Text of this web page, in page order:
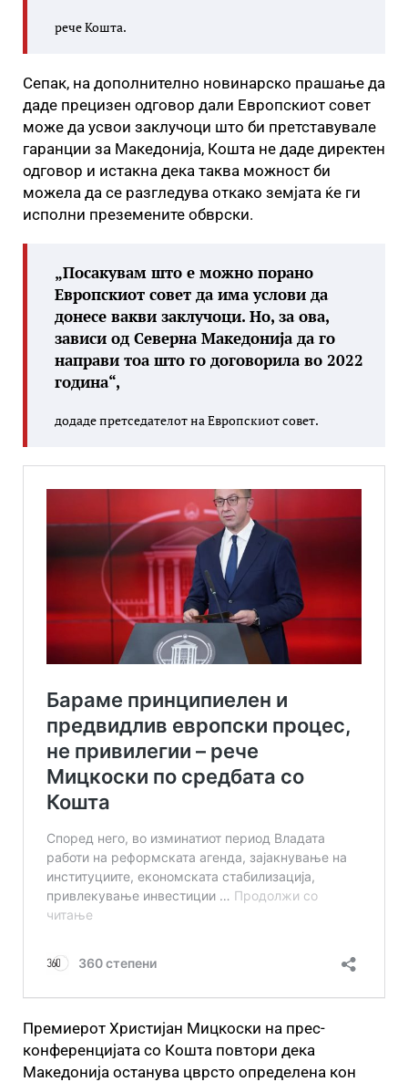
рече Кошта.
Сепак, на дополнително новинарско прашање да
даде прецизен одговор дали Европскиот совет
може да усвои заклучоци што би претставувале
гаранции за Македонија, Кошта не даде директен
одговор и истакна дека таква можност би
можела да се разгледува откако земјата ќе ги
исполни преземените обврски.
„Посакувам што е можно порано
Европскиот совет да има услови да
донесе вакви заклучоци. Но, за ова,
зависи од Северна Македонија да го
направи тоа што го договорила во 2022
година“,
додаде претседателот на Европскиот совет.
Премиерот Христијан Мицкоски на прес-
конференцијата со Кошта повтори дека
Македонија останува цврсто определена кон